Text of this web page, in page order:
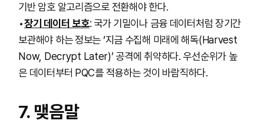
기반 암호 알고리즘으로 전환해야 한다.
장기 데이터 보호: 국가 기밀이나 금융 데이터처럼 장기간
보관해야 하는 정보는 ‘지금 수집해 미래에 해독(Harvest
Now, Decrypt Later)’ 공격에 취약하다. 우선순위가 높
은 데이터부터 PQC를 적용하는 것이 바람직하다.
7. 맺음말